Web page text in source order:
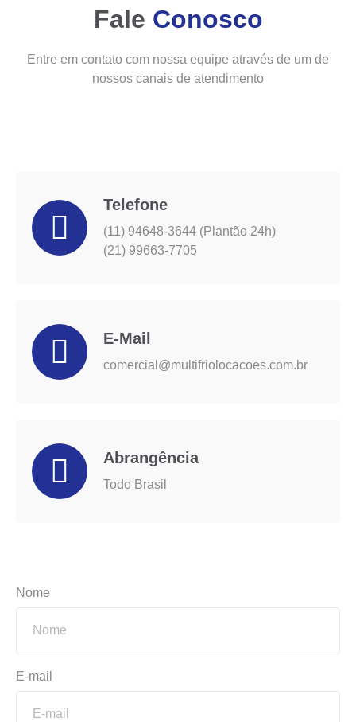
Fale Conosco
Entre em contato com nossa equipe através de um de
nossos canais de atendimento
Telefone
(11) 94648-3644 (Plantão 24h)
(21) 99663-7705
E-Mail
comercial@multifriolocacoes.com.br
Abrangência
Todo Brasil
Nome
E-mail